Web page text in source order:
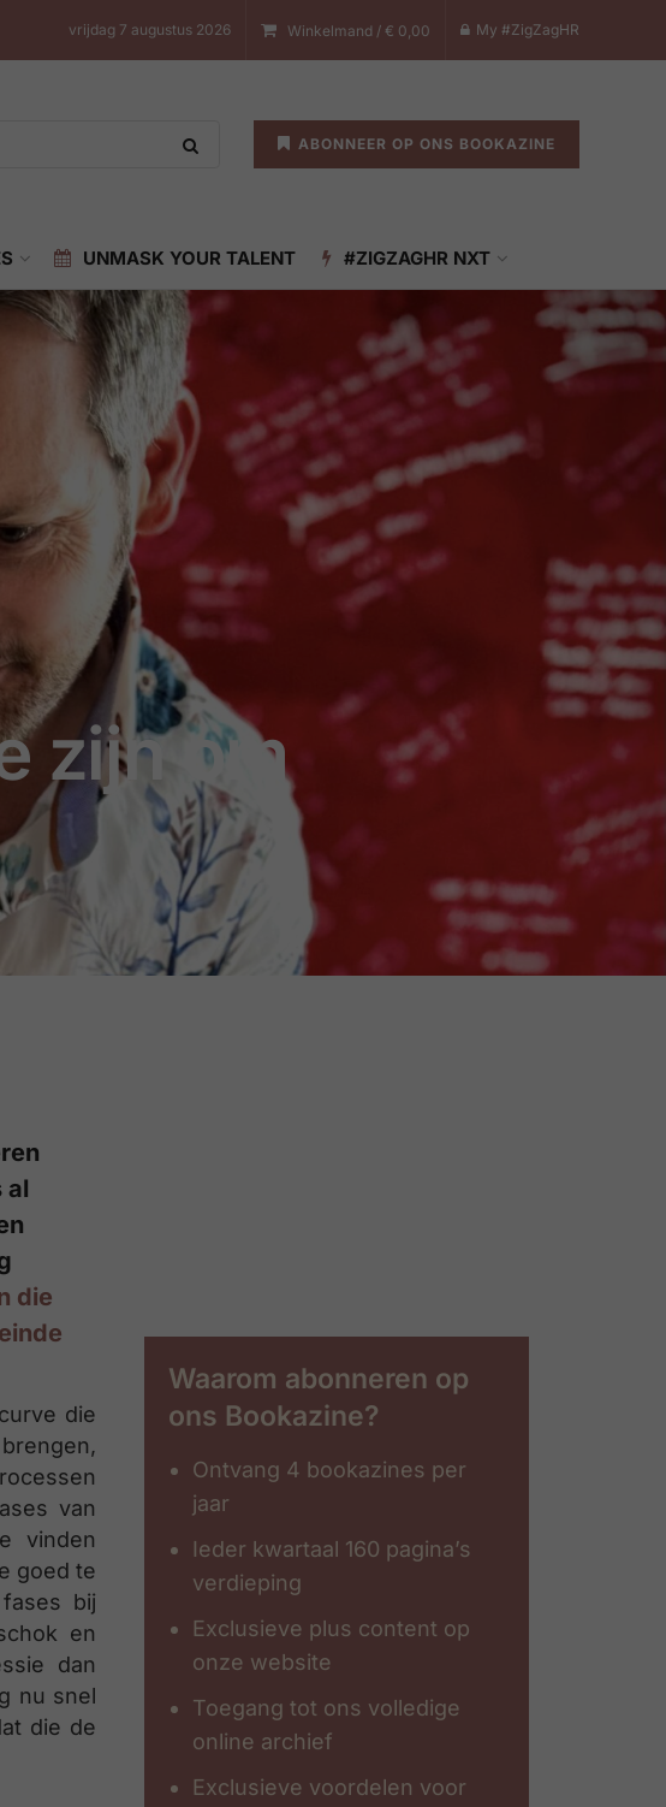
vrijdag 7 augustus 2026 Winkelmand / € 0,00 My #ZigZagHR
ABONNEER OP ONS BOOKAZINE
UNMASK YOUR TALENT #ZIGZAGHR NXT
zijn om
al
die
die
van
vinden
goed te
bij
en
dan
nu snel
die de
Waarom abonneren op
ons Bookazine?
Ontvang 4 bookazines per
jaar
Ieder kwartaal 160 pagina’s
verdieping
Exclusieve plus content op
onze website
Toegang tot ons volledige
online archief
Exclusieve voordelen voor